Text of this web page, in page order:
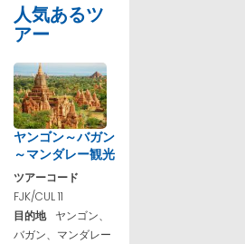
人気あるツ
アー
ヤンゴン～バガン
～マンダレー観光
ツアーコード
FJK/CUL 11
目的地
ヤンゴン、
バガン、マンダレー